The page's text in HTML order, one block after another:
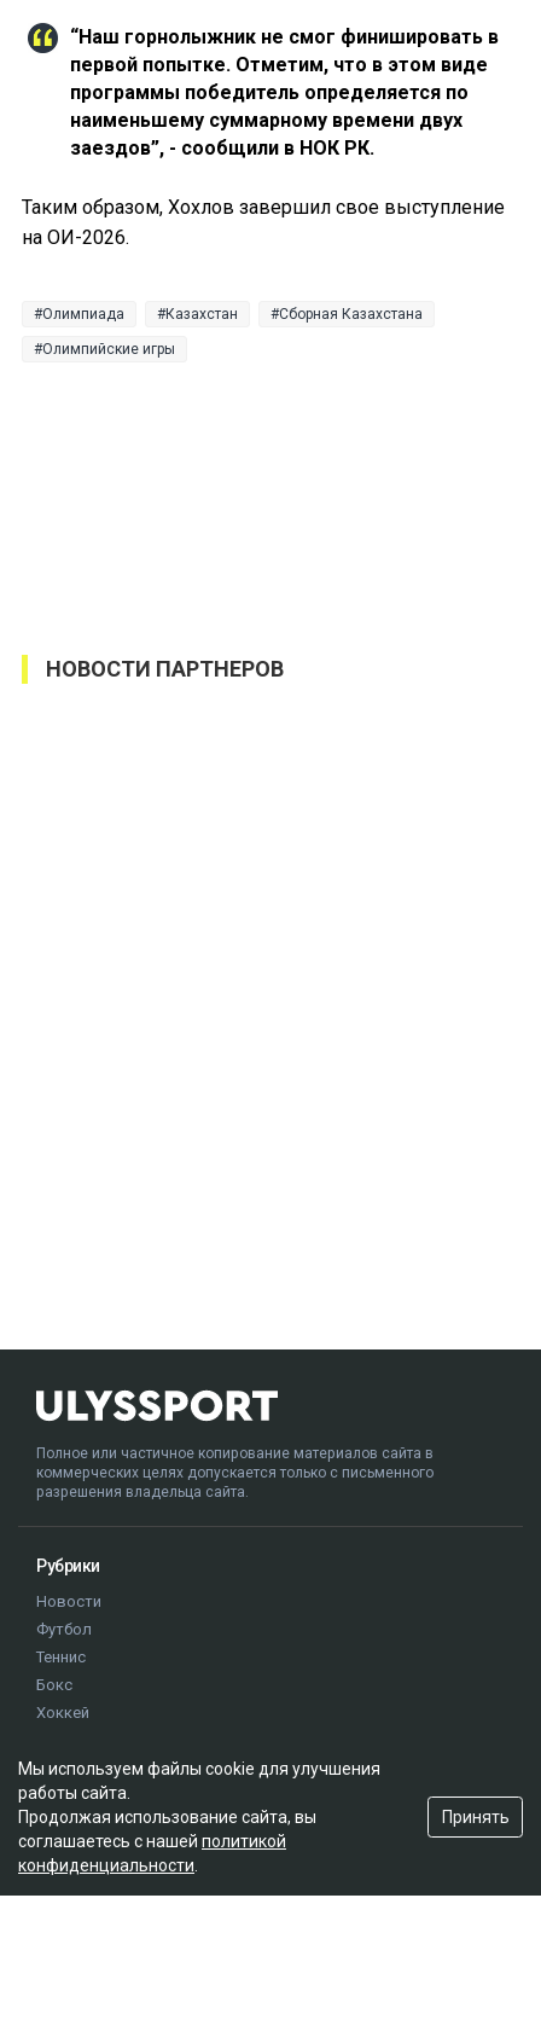
“Наш горнолыжник не смог финишировать в
первой попытке. Отметим, что в этом виде
программы победитель определяется по
наименьшему суммарному времени двух
заездов”, - сообщили в НОК РК.
Таким образом, Хохлов завершил свое выступление
на ОИ-2026.
Олимпиада Казахстан Сборная Казахстана
Олимпийские игры
НОВОСТИ ПАРТНЕРОВ
Полное или частичное копирование материалов сайта в
коммерческих целях допускается только с письменного
разрешения владельца сайта.
Рубрики
Новости
Футбол
Теннис
Бокс
Хоккей
Истории
Олимпиада
Редакция
О проекте
Мы используем файлы cookie для улучшения
работы сайта.
Продолжая использование сайта, вы
соглашаетесь с нашей политикой
конфиденциальности
Принять